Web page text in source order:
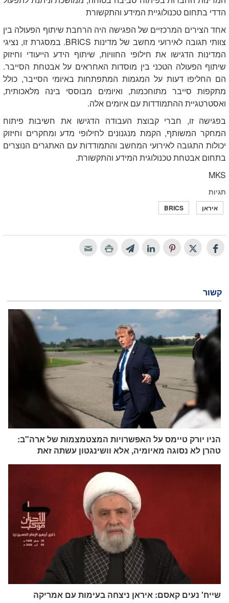
הדדי בתחום טכנולוגיית המידע והתקשורת
אחד הצירים המרכזיים של הפגישה היה הרחבת שיתוף הפעולה בין
צוותי תגובה לאירועי מחשב של מדינות BRICS. במסגרת זו, נציגי
המדינות הדגישו את חילופי החוויות, שיתוף הידע הייעודי וחיזוק
שיתוף הפעולה הטכני בין מוסדות האחראים על אבטחת הסייבר.
הם החליפו דעות על המגמות המתפתחות באיומי הסייבר, כולל
מתקפות סייבר מתוחכמות, ואיומים מבוססי בינה מלאכותית,
ואסטרטגיית ההתמודדות עם איומים אלה.
בפגישה זו, חברי קבוצת העבודה הדגישו את חשיבות פיתוח
המחקר המשותף, הקמת מנגנונים לחילופי מדע ומחקרים וחיזוק
יכולות התגובה לאירועי המחשב והתמודדות עם האתגרים הנוצרים
בתחום אבטחת טכנולוגית המידע והתקשורת.
MKS
תגיות
איראן BRICS
קשור
הניו יורק טיימס על האפשרויות המצטמצמות של ארה"ב:
טהרן לא נסוגה מאיומיה, אלא וושינגטון עשתה זאת
שייח' נעים קאסם: איראן ניצחה בעימות עם אמריקה